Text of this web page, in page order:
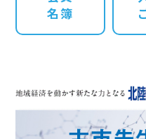
名簿